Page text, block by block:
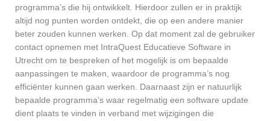
programma’s die hij ontwikkelt. Hierdoor zullen er in praktijk
altijd nog punten worden ontdekt, die op een andere manier
beter zouden kunnen werken. Op dat moment zal de gebruiker
contact opnemen met IntraQuest Educatieve Software in
Utrecht om te bespreken of het mogelijk is om bepaalde
aanpassingen te maken, waardoor de programma’s nog
efficiënter kunnen gaan werken. Daarnaast zijn er natuurlijk
bepaalde programma’s waar regelmatig een software update
dient plaats te vinden in verband met wijzigingen die